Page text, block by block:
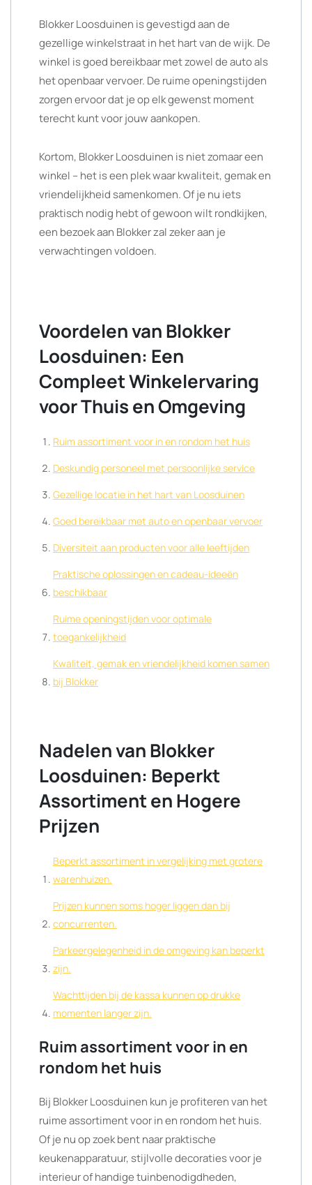
Blokker Loosduinen is gevestigd aan de
gezellige winkelstraat in het hart van de wijk. De
winkel is goed bereikbaar met zowel de auto als
het openbaar vervoer. De ruime openingstijden
zorgen ervoor dat je op elk gewenst moment
terecht kunt voor jouw aankopen.
Kortom, Blokker Loosduinen is niet zomaar een
winkel – het is een plek waar kwaliteit, gemak en
vriendelijkheid samenkomen. Of je nu iets
praktisch nodig hebt of gewoon wilt rondkijken,
een bezoek aan Blokker zal zeker aan je
verwachtingen voldoen.
Voordelen van Blokker
Loosduinen: Een
Compleet Winkelervaring
voor Thuis en Omgeving
Ruim assortiment voor in en rondom het huis
Deskundig personeel met persoonlijke service
Gezellige locatie in het hart van Loosduinen
Goed bereikbaar met auto en openbaar vervoer
Diversiteit aan producten voor alle leeftijden
Praktische oplossingen en cadeau-ideeën
beschikbaar
Ruime openingstijden voor optimale
toegankelijkheid
Kwaliteit, gemak en vriendelijkheid komen samen
bij Blokker
Nadelen van Blokker
Loosduinen: Beperkt
Assortiment en Hogere
Prijzen
Beperkt assortiment in vergelijking met grotere
warenhuizen.
Prijzen kunnen soms hoger liggen dan bij
concurrenten.
Parkeergelegenheid in de omgeving kan beperkt
zijn.
Wachttijden bij de kassa kunnen op drukke
momenten langer zijn.
Ruim assortiment voor in en
rondom het huis
Bij Blokker Loosduinen kun je profiteren van het
ruime assortiment voor in en rondom het huis.
Of je nu op zoek bent naar praktische
keukenapparatuur, stijlvolle decoraties voor je
interieur of handige tuinbenodigdheden,